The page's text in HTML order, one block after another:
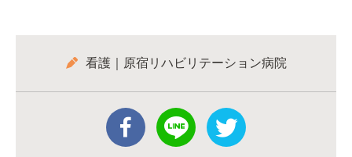
看護｜原宿リハビリテーション病院